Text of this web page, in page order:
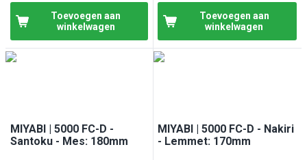
Toevoegen aan
winkelwagen
Toevoegen aan
winkelwagen
MIYABI | 5000 FC-D -
Santoku - Mes: 180mm
MIYABI | 5000 FC-D - Nakiri
- Lemmet: 170mm